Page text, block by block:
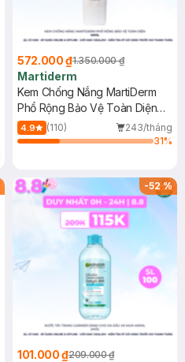
572.000 ₫1.350.000 ₫
Martiderm
Kem Chống Nắng MartiDerm
Phổ Rộng Bảo Vệ Toàn Diện
40ml
4.9 (110)
243/tháng
31%
-52%
101.000 ₫209.000 ₫